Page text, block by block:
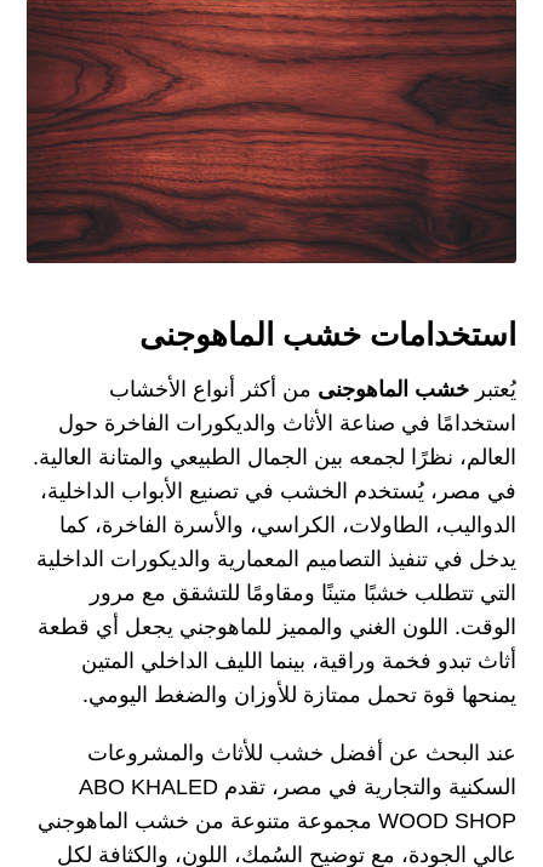
استخدامات خشب الماهوجنى
يُعتبرخشب الماهوجنى من أكثر أنواع الأخشاب
استخدامًا في صناعة الأثاث والديكورات الفاخرة حول
العالم، نظرًا لجمعه بين الجمال الطبيعي والمتانة العالية.
في مصر، يُستخدم الخشب في تصنيع الأبواب الداخلية،
الدواليب، الطاولات، الكراسي، والأسرة الفاخرة، كما
يدخل في تنفيذ التصاميم المعمارية والديكورات الداخلية
التي تتطلب خشبًا متينًا ومقاومًا للتشقق مع مرور
الوقت. اللون الغني والمميز للماهوجني يجعل أي قطعة
أثاث تبدو فخمة وراقية، بينما الليف الداخلي المتين
يمنحها قوة تحمل ممتازة للأوزان والضغط اليومي.
عند البحث عن أفضل خشب للأثاث والمشروعات
السكنية والتجارية في مصر، تقدم ABO KHALED
WOOD SHOP مجموعة متنوعة من خشب الماهوجني
عالي الجودة، مع توضيح السُمك، اللون، والكثافة لكل